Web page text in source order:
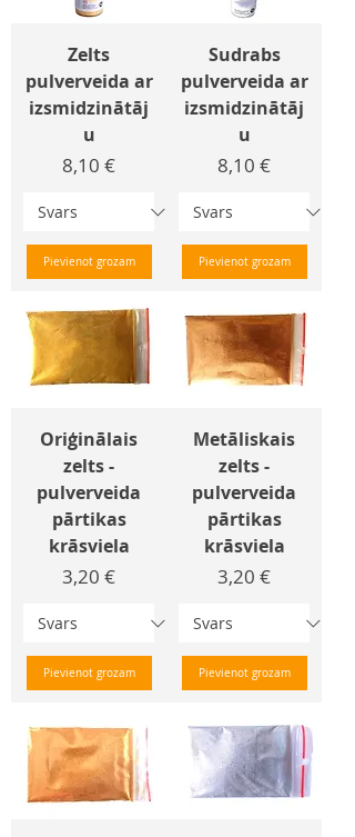
Zelts
pulverveida ar
izsmidzinātāj
u
Cena
8,10 €
Pievienot grozam
Sudrabs
pulverveida ar
izsmidzinātāj
u
Cena
8,10 €
Pievienot grozam
Oriģinālais
zelts -
pulverveida
pārtikas
krāsviela
Cena
3,20 €
Pievienot grozam
Metāliskais
zelts -
pulverveida
pārtikas
krāsviela
Cena
3,20 €
Pievienot grozam